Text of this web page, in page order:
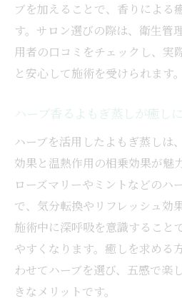
ブを加えることで、香りによる
す。サロン選びの際は、衛生管
用者の口コミをチェックし、実
と安心して施術を受けられます。
ハーブ香るよもぎ蒸しが癒し
ハーブを活用したよもぎ蒸しは
効果と温熱作用の相乗効果が魅
ローズマリーやミントなどのハ
で、気分転換やリフレッシュ効
施術中に深呼吸を意識すること
やすくなります。癒しを求める
わせてハーブを選び、五感で楽
きなメリットです。